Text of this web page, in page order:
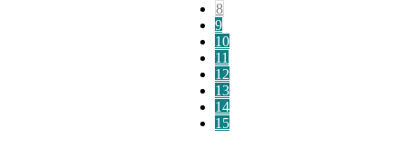
8
9
10
11
12
13
14
15